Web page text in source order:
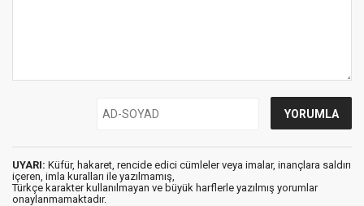
UYARI: Küfür, hakaret, rencide edici cümleler veya imalar, inançlara saldırı
içeren, imla kuralları ile yazılmamış,
Türkçe karakter kullanılmayan ve büyük harflerle yazılmış yorumlar
onaylanmamaktadır.